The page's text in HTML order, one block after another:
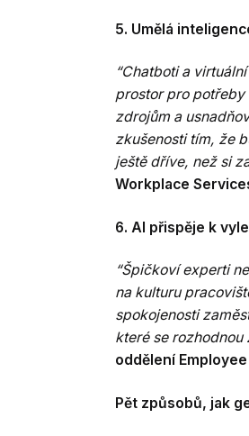
5. Umělá
“Chatboti a
prostor pro potřeby
zdrojům a
zkušenosti tím, že
ještě dříve, než si
Workplace
6. AI přispěje k
“Špičkoví experti
na kulturu
spokojenosti
které se
oddělení
Pět způsobů, jak